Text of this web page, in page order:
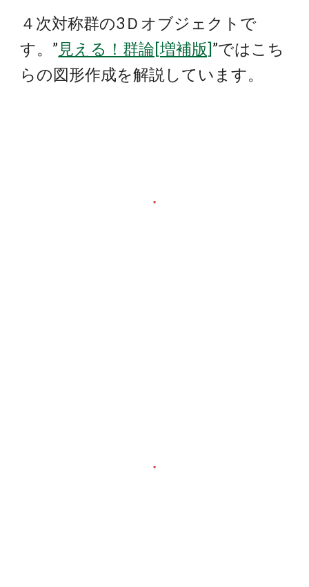
４次対称群の3Ｄオブジェクトで
す。”見える！群論[増補版]”ではこち
らの図形作成を解説しています。